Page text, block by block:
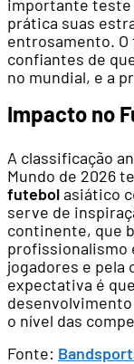
importante teste
prática suas
entrosamento.
confiantes de
no mundial, e a
Impacto no
A classificação
Mundo de 2026
futebolasiático
serve de
continente, que
profissionalismo
jogadores e pela
expectativa é
o nível das
Fonte: